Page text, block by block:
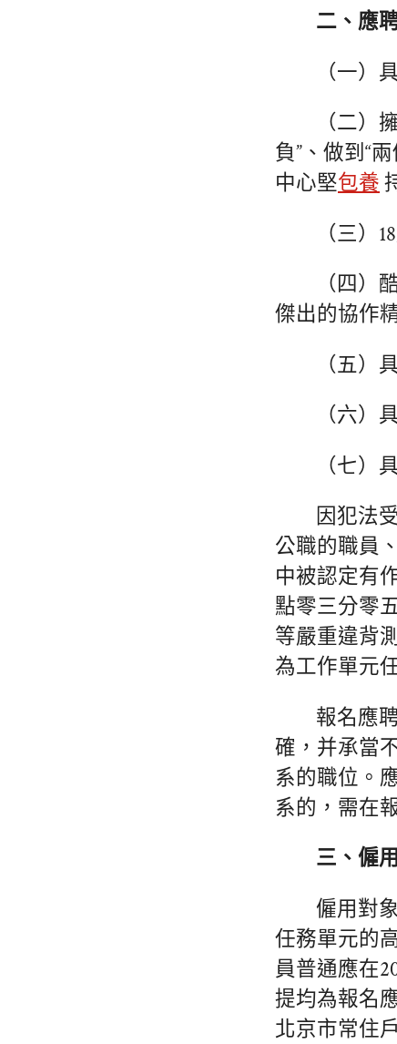
二、應
（一）
（二）
負”、做到“
中心堅包養
（三）
（四）
傑出的協作
（五）
（六）
（七）
因犯法
公職的職員
中被認定有
點零三分零
等嚴重違背
為工作單元
報名應
確，并承當
系的職位。
系的，需在
三、僱
僱用對
任務單元的
員普通應在
提均為報名
北京市常住